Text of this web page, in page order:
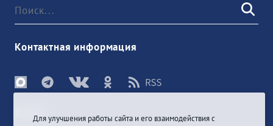
Контактная информация
ВойтиДля улучшения работы сайта и его взаимодействия с